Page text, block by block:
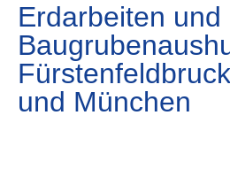
Erdarbeiten und
und München